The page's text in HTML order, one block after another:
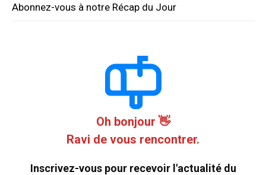
Abonnez-vous à notre Récap du Jour
Oh bonjour 👋
Ravi de vous rencontrer.
Inscrivez-vous pour recevoir l'actualité du